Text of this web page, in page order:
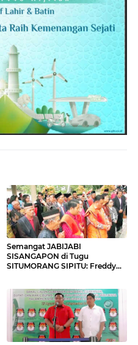
Semangat JABIJABI
SISANGAPON di Tugu
SITUMORANG SIPITU: Freddy